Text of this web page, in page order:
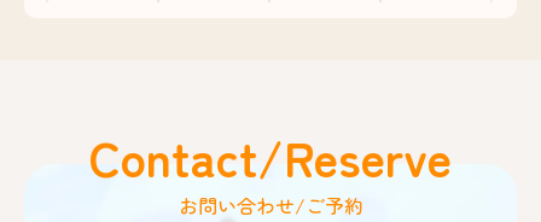
Contact/Reserve
お問い合わせ/ご予約